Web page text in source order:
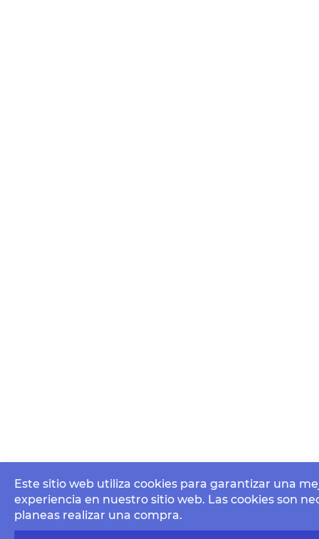
Este sitio web utiliza cookies para garantizar una
experiencia en nuestro sitio web. Las cookies son
planeas realizar una compra.